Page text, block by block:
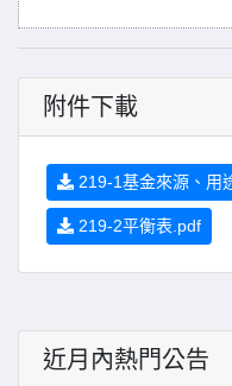
附件下載
219-1基金來源、用
219-2平衡表.pdf
近月內熱門公告